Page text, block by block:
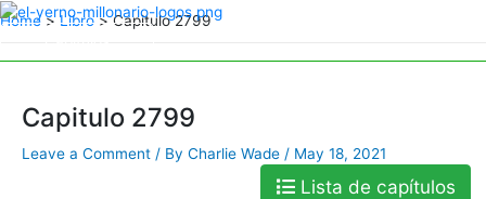
Skip
to
Home Libro Capitulo 2799
Capitulo 2799
Leave a Comment / By Charlie Wade / May 18, 2021
Lista de capítulos